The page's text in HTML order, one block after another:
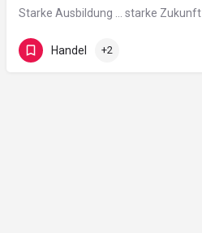
Starke Ausbildung ... starke Zukunft
Gutenbergring 7
Handel +2